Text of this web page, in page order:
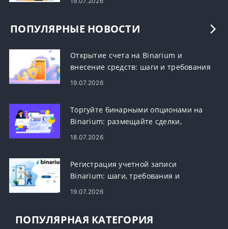
ПОПУЛЯРНЫЕ НОВОСТИ
Открытие счета на Binarium и
внесение средств: шаги и требования
19.07.2026
Торгуйте бинарными опционами на
Binarium: размещайте сделки,
читайте графики, управляйте рисками
18.07.2026
Регистрация учетной записи
Binarium: шаги, требования и
регистрация
19.07.2026
ПОПУЛЯРНАЯ КАТЕГОРИЯ